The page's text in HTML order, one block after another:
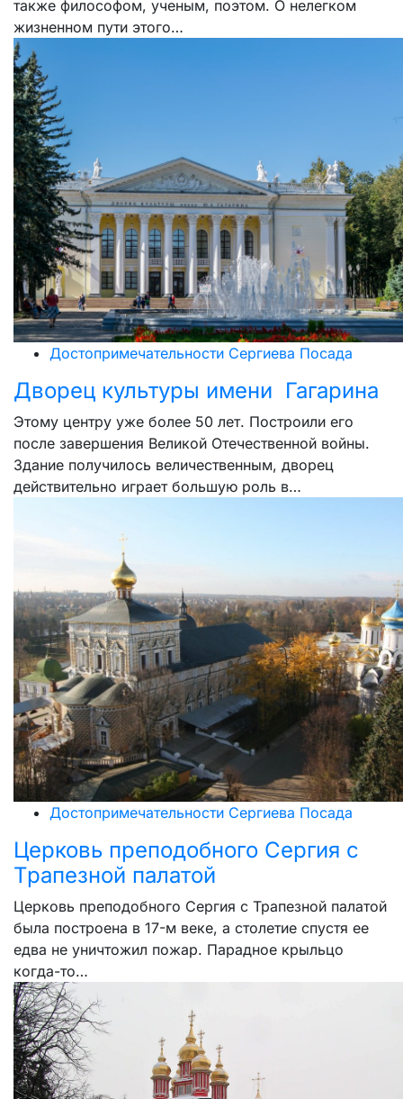
также философом, ученым, поэтом. О нелегком
жизненном пути этого…
Достопримечательности Сергиева Посада
Дворец культуры имени Гагарина
Этому центру уже более 50 лет. Построили его
после завершения Великой Отечественной войны.
Здание получилось величественным, дворец
действительно играет большую роль в…
Достопримечательности Сергиева Посада
Церковь преподобного Сергия с
Трапезной палатой
Церковь преподобного Сергия с Трапезной палатой
была построена в 17-м веке, а столетие спустя ее
едва не уничтожил пожар. Парадное крыльцо
когда-то…